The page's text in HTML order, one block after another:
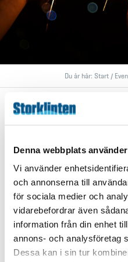
Denna webbplats
Vi använder
och annonserna till
för sociala medier och
vidarebefordrar även
information från din enhet
annons- och analysföretag
Dessa kan i sin tur
Du är här: Start/
EVENEMANG
2026-12-28 till 2027-01-
Backen
Måndag- Fredag 10.00-16.00
Lördag- Söndag 10.00-16.00